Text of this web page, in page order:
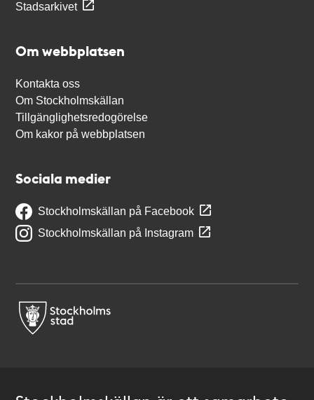
Stadsarkivet
Om webbplatsen
Kontakta oss
Om Stockholmskällan
Tillgänglighetsredogörelse
Om kakor på webbplatsen
Sociala medier
Stockholmskällan på Facebook
Stockholmskällan på Instagram